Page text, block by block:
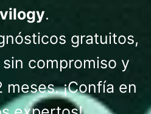
.
gratuitos,
compromiso y
¡Confía en